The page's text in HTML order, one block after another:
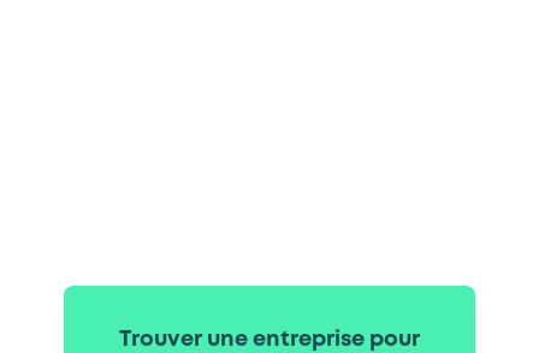
Trouver une entreprise pour